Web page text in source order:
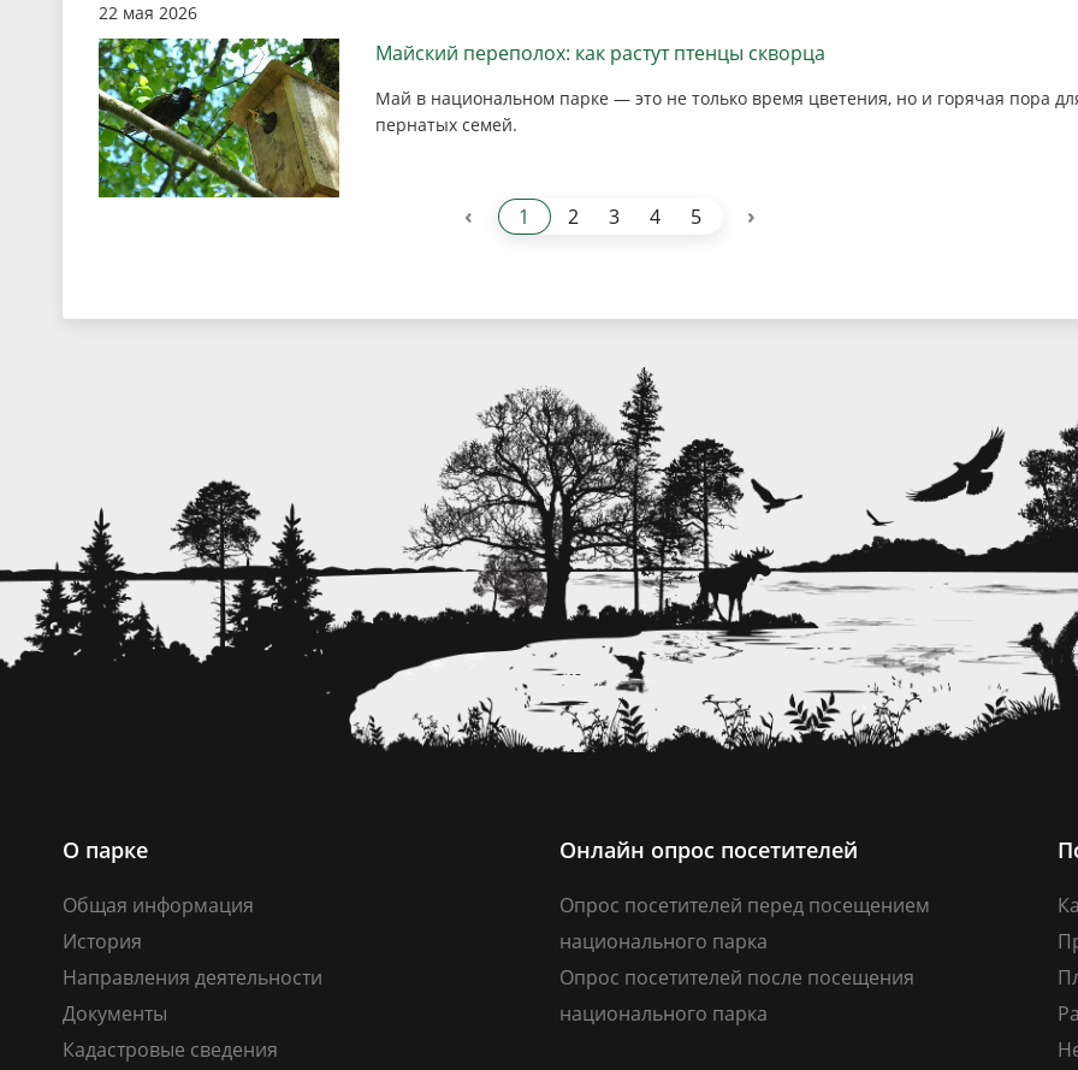
22 мая 2026
Майский переполох: как растут птенцы скворца
Май в национальном парке — это не только время цветения, но и горячая пора
пернатых семей.
‹ 1 2 3 4 5 ›
О парке
Общая информация
История
Направления деятельности
Документы
Кадастровые сведения
Онлайн опрос посетителей
Опрос посетителей перед посещением
национального парка
Опрос посетителей после посещения
национального парка